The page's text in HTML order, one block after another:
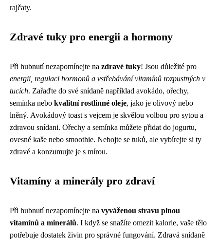
rajčaty.
Zdravé tuky pro energii a hormony
Při hubnutí nezapomínejte na zdravé tuky! Jsou důležité pro
energii, regulaci hormonů a vstřebávání vitamínů rozpustných v
tucích. Zařaďte do své snídaně například avokádo, ořechy,
semínka nebo kvalitní rostlinné oleje, jako je olivový nebo
lněný. Avokádový toast s vejcem je skvělou volbou pro sytou a
zdravou snídani. Ořechy a semínka můžete přidat do jogurtu,
ovesné kaše nebo smoothie. Nebojte se tuků, ale vybírejte si ty
zdravé a konzumujte je s mírou.
Vitamíny a minerály pro zdraví
Při hubnutí nezapomínejte na vyváženou stravu plnou
vitamínů a minerálů. I když se snažíte omezit kalorie, vaše tělo
potřebuje dostatek živin pro správné fungování. Zdravá snídaně